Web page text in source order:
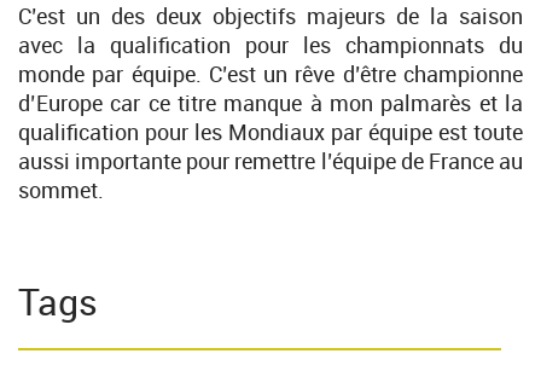
C’est un des deux objectifs majeurs de la saison
avec la qualification pour les championnats du
monde par équipe. C’est un rêve d’être championne
d’Europe car ce titre manque à mon palmarès et la
qualification pour les Mondiaux par équipe est toute
aussi importante pour remettre l’équipe de France au
sommet.
Tags